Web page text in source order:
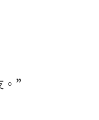
。”